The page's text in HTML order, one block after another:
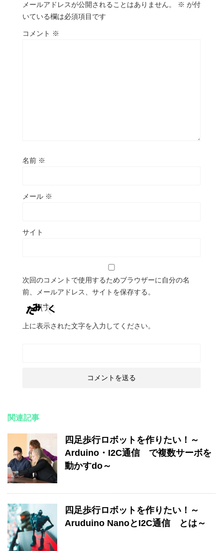
メールアドレスが公開されることはありません。 ※ が付
いている欄は必須項目です
コメント ※
名前 ※
メール ※
サイト
次回のコメントで使用するためブラウザーに自分の名
前、メールアドレス、サイトを保存する。
上に表示された文字を入力してください。
関連記事
四足歩行ロボットを作りたい！～
Arduino・I2C通信 で複数サーボを
動かすdo～
四足歩行ロボットを作りたい！～
Aruduino NanoとI2C通信 とは～